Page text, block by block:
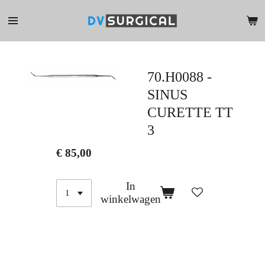
direct
70.H0088 -
SINUS
CURETTE TT
3
€ 85,00
In
winkelwagen